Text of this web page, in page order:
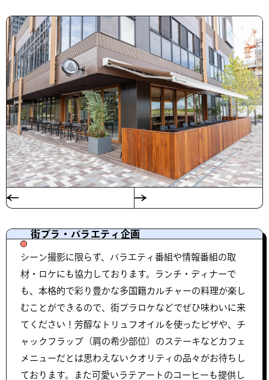
街ブラ・バラエティ企画
シーン撮影に限らず、バラエティ番組や情報番組の取
材・ロケにも協力しております。ランチ・ディナーで
も、本格的で彩り豊かな多国籍カルチャーの料理が楽し
むことができるので、街ブラロケなどでぜひ味わいに来
てください！芳醇なトリュフオイルを使ったピザや、チ
ャックフラップ（肩の希少部位）のステーキなどカフェ
メニューだとは思わえないクオリティの品々がお待ちし
ております。また可愛いラテアートのコーヒーも提供し